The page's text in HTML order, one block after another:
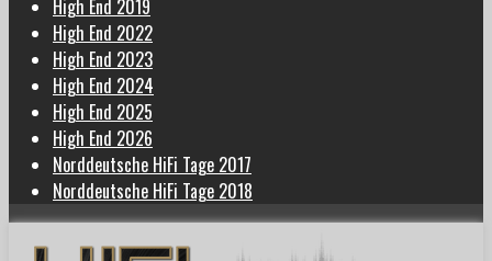
High End 2019
High End 2022
High End 2023
High End 2024
High End 2025
High End 2026
Norddeutsche HiFi Tage 2017
Norddeutsche HiFi Tage 2018